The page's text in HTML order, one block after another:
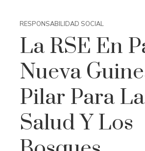
RESPONSABILIDAD SOCIAL
La RSE En
Nueva
Pilar Para La
Salud Y Los